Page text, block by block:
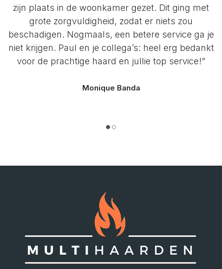
zijn plaats in de woonkamer gezet. Dit ging met
grote zorgvuldigheid, zodat er niets zou
beschadigen. Nogmaals, een betere service ga je
niet krijgen. Paul en je collega’s: heel erg bedankt
voor de prachtige haard en jullie top service!”
Monique Banda